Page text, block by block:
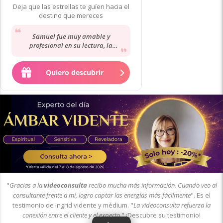
Deja que las estrellas te guíen hacia el
destino que mereces
Samuel fue muy amable y
profesional en su lectura, la
información fue bastante detallada
y espero que sus palabras...
Quiero descubrir
"Gracias a lavideoconsultarecibo mucha más información. Cuando veo al
consultante frente a mí, logro captar las energías más fácilmente". Es el
testimonio de Ingrid vidente y médium. "La videoconsulta refuerza la
conexión entre el cliente y el experto." ¡Descubre su testimonio!